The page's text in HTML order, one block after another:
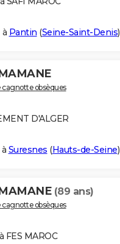
Pantin (Seine-Saint-Denis)
cagnotte obsèques
D'ALGER
Suresnes (Hauts-de-Seine)
(89 ans)
cagnotte obsèques
FES MAROC